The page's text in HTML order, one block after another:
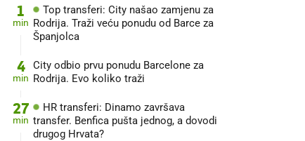
1
min
Top transferi: City našao zamjenu za
Rodrija. Traži veću ponudu od Barce za
Španjolca
4
min
City odbio prvu ponudu Barcelone za
Rodrija. Evo koliko traži
27
min
HR transferi: Dinamo završava
transfer. Benfica pušta jednog, a dovodi
drugog Hrvata?